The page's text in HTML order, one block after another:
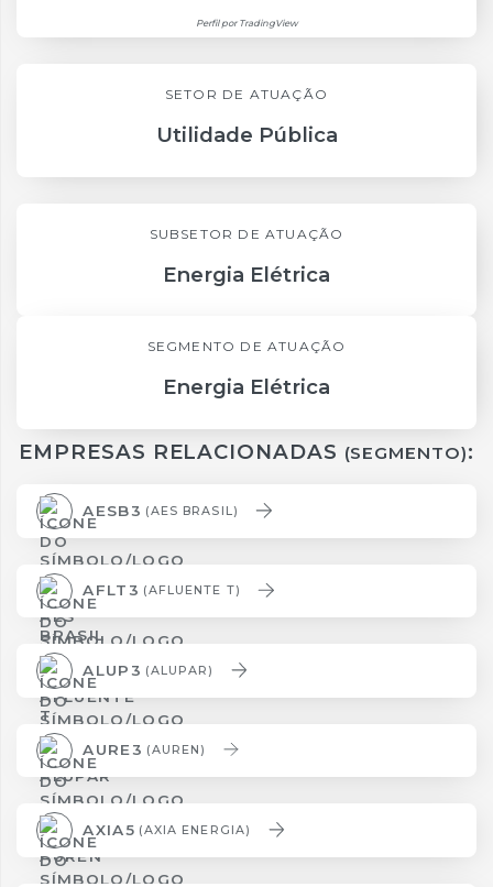
Perfil por TradingView
SETOR DE ATUAÇÃO
Utilidade Pública
SUBSETOR DE ATUAÇÃO
Energia Elétrica
SEGMENTO DE ATUAÇÃO
Energia Elétrica
EMPRESAS RELACIONADAS (SEGMENTO):
AESB3 (AES BRASIL)
AFLT3 (AFLUENTE T)
ALUP3 (ALUPAR)
AURE3 (AUREN)
AXIA5 (AXIA ENERGIA)